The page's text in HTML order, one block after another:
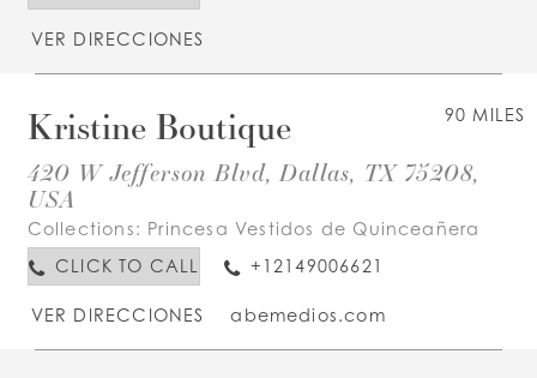
VER DIRECCIONES
90 MILES
Kristine Boutique
420 W Jefferson Blvd, Dallas, TX 75208,
USA
Collections: Princesa Vestidos de Quinceañera
CLICK TO CALL
+12149006621
VER DIRECCIONES abemedios.com